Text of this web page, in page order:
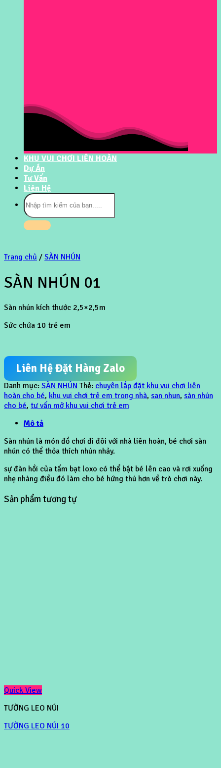
KHU VUI CHƠI LIÊN HOÀN
Dự Án
Tư Vấn
Liên Hệ
Tìm
kiếm:
Trang chủ / SÀN NHÚN
SÀN NHÚN 01
Sàn nhún kích thước 2,5×2,5m
Sức chứa 10 trẻ em
Liên Hệ Đặt Hàng Zalo
Danh mục: SÀN NHÚN Thẻ: chuyên lắp đặt khu vui chơi liên
hoàn cho bé, khu vui chơi trẻ em trong nhà, san nhun, sàn nhún
cho bé, tư vấn mở khu vui chơi trẻ em
Mô tả
Sàn nhún là món đồ chơi đi đôi với nhà liên hoàn, bé chơi sàn
nhún có thể thỏa thích nhún nhảy.
sự đàn hồi của tấm bạt loxo có thể bật bé lên cao và rơi xuống
nhẹ nhàng điều đó làm cho bé hứng thú hơn về trò chơi này.
Sản phẩm tương tự
Quick View
TƯỜNG LEO NÚI
TƯỜNG LEO NÚI 10